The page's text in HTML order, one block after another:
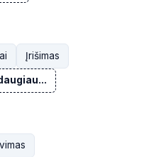
Įrišimas